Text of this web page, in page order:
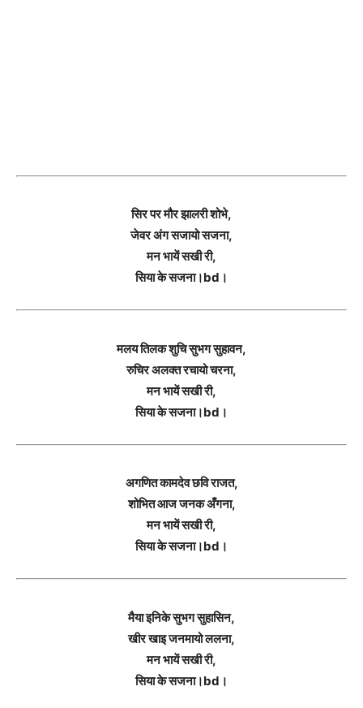
सिर पर मौर झालरी शोभे,
जेवर अंग सजायो सजना,
मन भायें सखी री,
सिया के सजना।bd।
मलय तिलक शुचि सुभग सुहावन,
रुचिर अलक्त रचायो चरना,
मन भायें सखी री,
सिया के सजना।bd।
अगणित कामदेव छवि राजत,
शोभित आज जनक अंँगना,
मन भायें सखी री,
सिया के सजना।bd।
मैया इनिके सुभग सुहासिन,
खीर खाइ जनमायो ललना,
मन भायें सखी री,
सिया के सजना।bd।